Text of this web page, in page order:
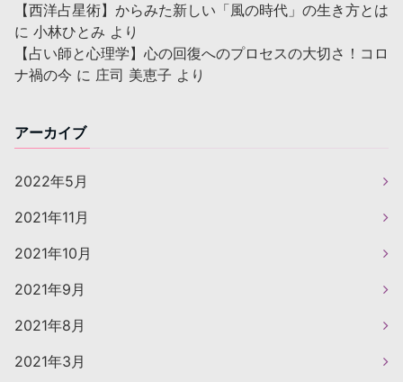
【西洋占星術】からみた新しい「風の時代」の生き方とは
に 小林ひとみ より
【占い師と心理学】心の回復へのプロセスの大切さ！コロ
ナ禍の今 に 庄司 美恵子 より
アーカイブ
2022年5月
2021年11月
2021年10月
2021年9月
2021年8月
2021年3月